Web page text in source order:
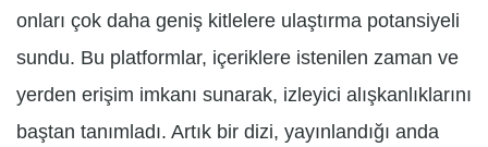
onları çok daha geniş kitlelere ulaştırma potansiyeli
sundu. Bu platformlar, içeriklere istenilen zaman ve
yerden erişim imkanı sunarak, izleyici alışkanlıklarını
baştan tanımladı. Artık bir dizi, yayınlandığı anda